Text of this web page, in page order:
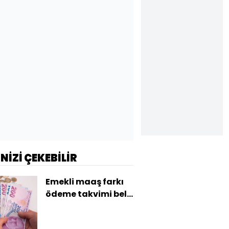
ÇEKEBİLİR
Emekli maaş farkı
ödeme takvimi belli